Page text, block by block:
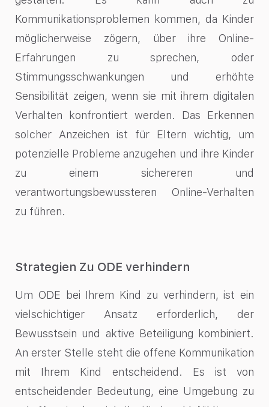
Kommunikationsproblemen kommen, da Kinder
möglicherweise zögern, über ihre Online-
Erfahrungen zu sprechen, oder
Stimmungsschwankungen und erhöhte
Sensibilität zeigen, wenn sie mit ihrem digitalen
Verhalten konfrontiert werden. Das Erkennen
solcher Anzeichen ist für Eltern wichtig, um
potenzielle Probleme anzugehen und ihre Kinder
zu einem sichereren und
verantwortungsbewussteren Online-Verhalten
zu führen.
Strategien Zu ODE verhindern
Um ODE bei Ihrem Kind zu verhindern, ist ein
vielschichtiger Ansatz erforderlich, der
Bewusstsein und aktive Beteiligung kombiniert.
An erster Stelle steht die offene Kommunikation
mit Ihrem Kind entscheidend. Es ist von
entscheidender Bedeutung, eine Umgebung zu